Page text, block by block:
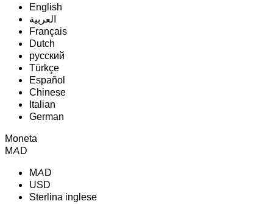
English
‏العربية‏
Français
Dutch
русский
Türkçe
Español
Chinese
Italian
German
Moneta
MAD
MAD
USD
Sterlina inglese